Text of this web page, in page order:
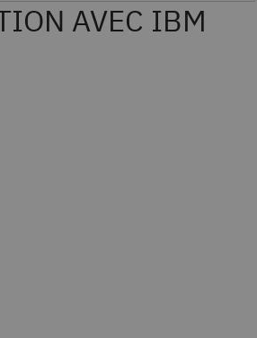
AVEC IBM